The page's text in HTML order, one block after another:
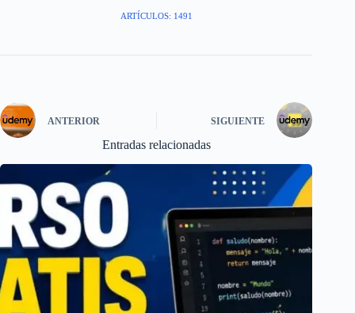
ARTÍCULOS: 1491
ANTERIOR SIGUIENTE
Entradas relacionadas